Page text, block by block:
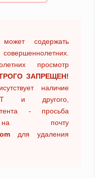
содержать
просмотр
ЗАПРЕЩЕН!
наличие
и другого,
- просьба
на почту
для удаления